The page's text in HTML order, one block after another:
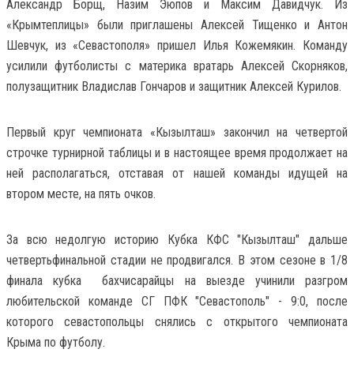
Александр Борщ, Назим Эюпов и Максим Давидчук. Из
«Крымтеплицы» были приглашены Алексей Тищенко и Антон
Шевчук, из «Севастополя» пришел Илья Кожемякин. Команду
усилили футболисты с материка вратарь Алексей Скорняков,
полузащитник Владислав Гончаров и защитник Алексей Курилов.
Первый круг чемпионата «Кызылташ» закончил на четвертой
строчке турнирной таблицы и в настоящее время продолжает на
ней располагаться, отставая от нашей команды идущей на
втором месте, на пять очков.
За всю недолгую историю Кубка КФС "Кызылташ" дальше
четвертьфинальной стадии не продвигался. В этом сезоне в 1/8
финала кубка бахчисарайцы на выезде учинили разгром
любительской команде СГ ПФК "Севастополь" - 9:0, после
которого севастопольцы снялись с открытого чемпионата
Крыма по футболу.